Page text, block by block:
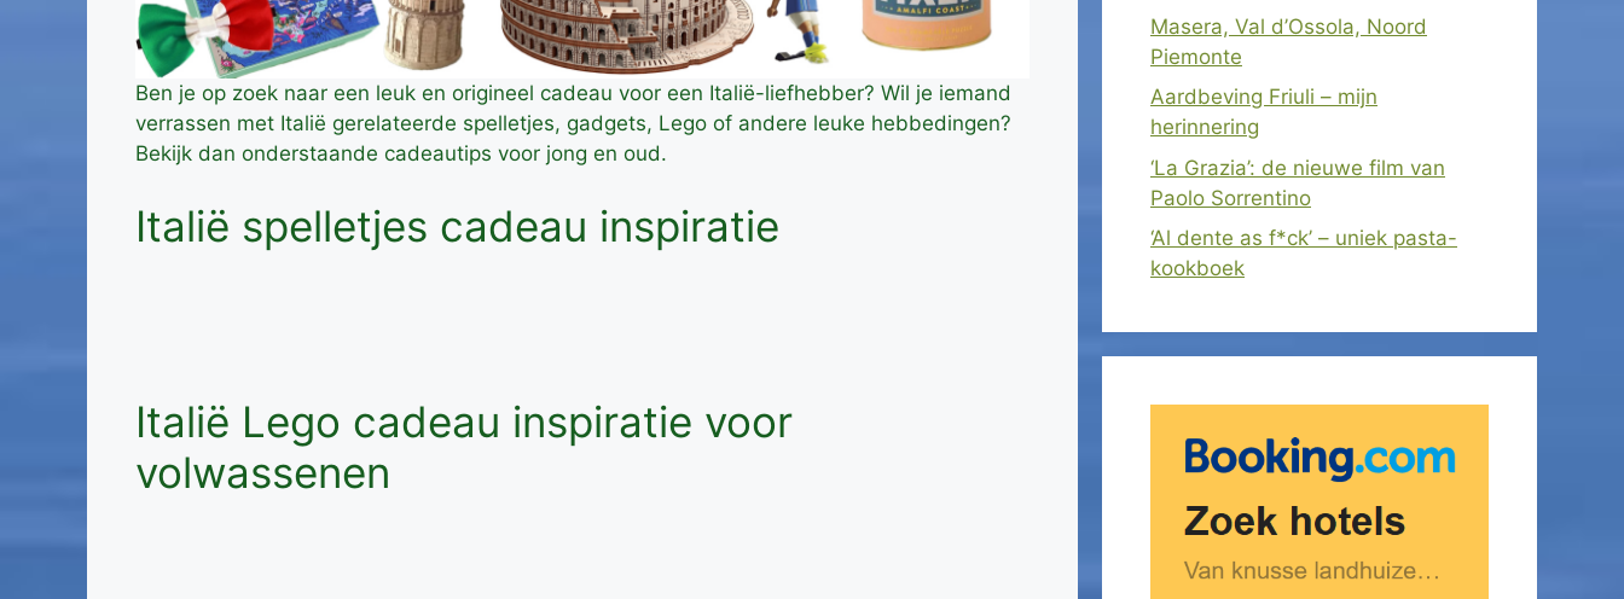
Ben je op zoek naar een leuk en origineel cadeau voor een Italië-liefhebber? Wil je iemand
verrassen met Italië gerelateerde spelletjes, gadgets, Lego of andere leuke hebbedingen?
Bekijk dan onderstaande cadeautips voor jong en oud.
Italië spelletjes cadeau inspiratie
Italië Lego cadeau inspiratie voor
volwassenen
Masera, Val d’Ossola, Noord
Piemonte
Aardbeving Friuli – mijn
herinnering
‘La Grazia’: de nieuwe film van
Paolo Sorrentino
‘Al dente as f*ck’ – uniek pasta-
kookboek